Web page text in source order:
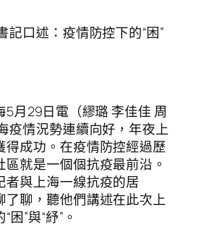
口述：疫情防控下的“困”
29日電（繆璐 李佳佳 周
疫情況勢連續向好，年夜上
得成功。在疫情防控經過歷
就是一個個抗疫最前沿。
者與上海一線抗疫的居
了聊，聽他們講述在此次上
”與“紓”。